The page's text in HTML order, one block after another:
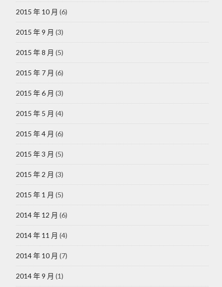
2015 年 10 月 (6)
2015 年 9 月 (3)
2015 年 8 月 (5)
2015 年 7 月 (6)
2015 年 6 月 (3)
2015 年 5 月 (4)
2015 年 4 月 (6)
2015 年 3 月 (5)
2015 年 2 月 (3)
2015 年 1 月 (5)
2014 年 12 月 (6)
2014 年 11 月 (4)
2014 年 10 月 (7)
2014 年 9 月 (1)